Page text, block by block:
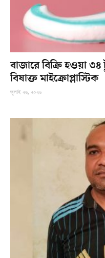
বাজারে বিক্রি হওয়া
বিষাক্ত মাইক্রোপ্লাস্টিক
জুলাই ২৬, ২০২৬